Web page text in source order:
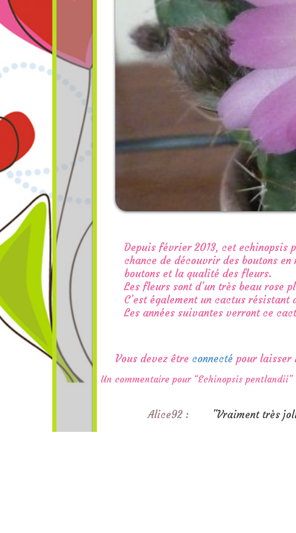
Depuis février 2013, cet echinopsis
chance de découvrir des boutons
boutons et la qualité des fleurs.
Les fleurs sont d’un très beau rose
C’est également un cactus résistant
Les années suivantes verront ce
Vous devez être connecté pour laisser
Un commentaire pour “Echinopsis pentlandii”
Alice92 : "Vraiment très